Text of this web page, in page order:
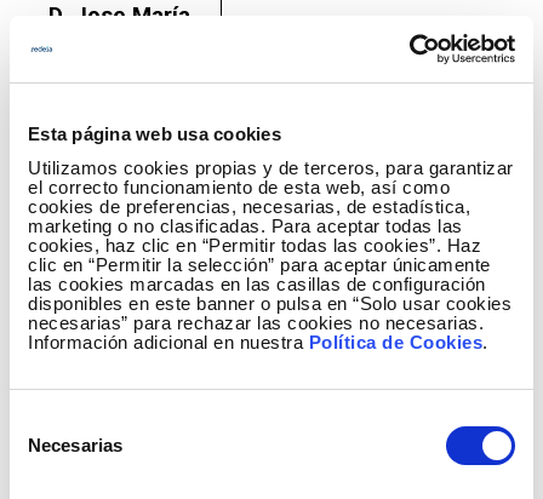
Esta página web usa cookies
Utilizamos cookies propias y de terceros, para garantizar
el correcto funcionamiento de esta web, así como
cookies de preferencias, necesarias, de estadística,
marketing o no clasificadas. Para aceptar todas las
cookies, haz clic en “Permitir todas las cookies”. Haz
clic en “Permitir la selección” para aceptar únicamente
las cookies marcadas en las casillas de configuración
disponibles en este banner o pulsa en “Solo usar cookies
necesarias” para rechazar las cookies no necesarias.
Información adicional en nuestra Política de Cookies.
Necesarias
D. Jose María
Abad
Independiente
Dª Marta María
de la Cuesta
González
Vocal Independiente
Sociedad
Industriales